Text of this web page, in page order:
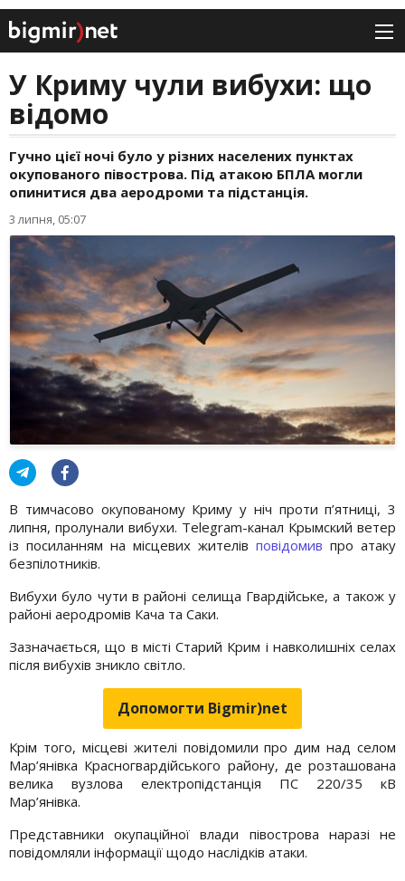
У Криму чули вибухи: що
відомо
Гучно цієї ночі було у різних населених пунктах
окупованого півострова. Під атакою БПЛА могли
опинитися два аеродроми та підстанція.
3 липня, 05:07
В тимчасово окупованому Криму у ніч проти п’ятниці, 3
липня, пролунали вибухи. Telegram-канал Крымский ветер
із посиланням на місцевих жителів повідомив про атаку
безпілотників.
Вибухи було чути в районі селища Гвардійське, а також у
районі аеродромів Кача та Саки.
Зазначається, що в місті Старий Крим і навколишніх селах
після вибухів зникло світло.
Допомогти Bigmir)net
Крім того, місцеві жителі повідомили про дим над селом
Мар’янівка Красногвардійського району, де розташована
велика вузлова електропідстанція ПС 220/35 кВ
Мар’янівка.
Представники окупаційної влади півострова наразі не
повідомляли інформації щодо наслідків атаки.